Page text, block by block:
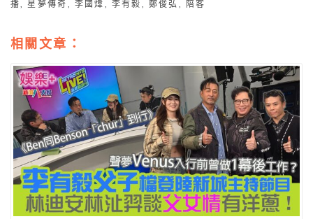
播 ,星夢傳奇 李國煒 李有毅 鄭俊弘 陪客
相關文章：